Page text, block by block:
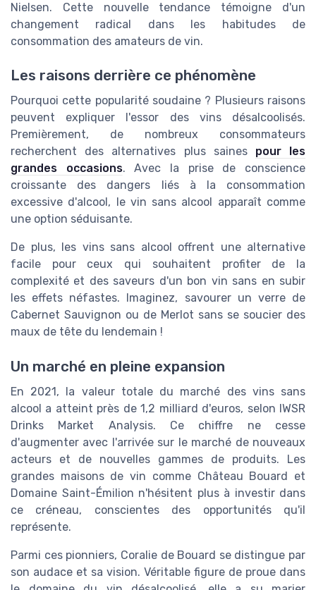
Nielsen. Cette nouvelle tendance témoigne d'un
changement radical dans les habitudes de
consommation des amateurs de vin.
Les raisons derrière ce phénomène
Pourquoi cette popularité soudaine ? Plusieurs raisons
peuvent expliquer l'essor des vins désalcoolisés.
Premièrement, de nombreux consommateurs
recherchent des alternatives plus saines pour les
grandes occasions. Avec la prise de conscience
croissante des dangers liés à la consommation
excessive d'alcool, le vin sans alcool apparaît comme
une option séduisante.
De plus, les vins sans alcool offrent une alternative
facile pour ceux qui souhaitent profiter de la
complexité et des saveurs d'un bon vin sans en subir
les effets néfastes. Imaginez, savourer un verre de
Cabernet Sauvignon ou de Merlot sans se soucier des
maux de tête du lendemain !
Un marché en pleine expansion
En 2021, la valeur totale du marché des vins sans
alcool a atteint près de 1,2 milliard d'euros, selon IWSR
Drinks Market Analysis. Ce chiffre ne cesse
d'augmenter avec l'arrivée sur le marché de nouveaux
acteurs et de nouvelles gammes de produits. Les
grandes maisons de vin comme Château Bouard et
Domaine Saint-Émilion n'hésitent plus à investir dans
ce créneau, conscientes des opportunités qu'il
représente.
Parmi ces pionniers, Coralie de Bouard se distingue par
son audace et sa vision. Véritable figure de proue dans